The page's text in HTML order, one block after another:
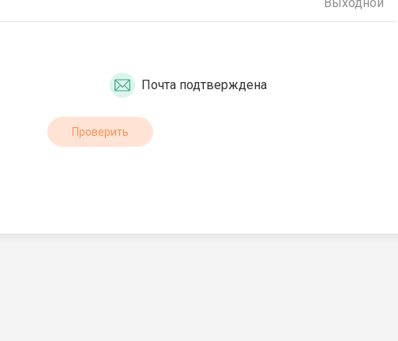
Почта подтверждена
Проверить